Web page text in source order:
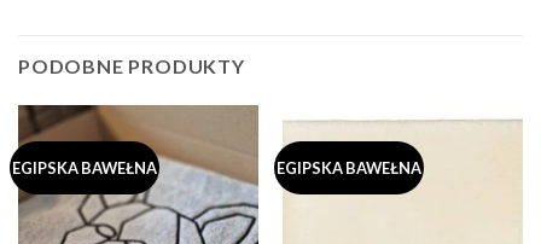
PODOBNE PRODUKTY
EGIPSKA BAWEŁNA EGIPSKA BAWEŁNA